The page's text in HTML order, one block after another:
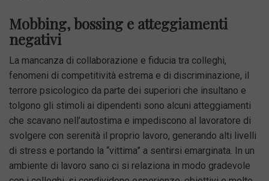
Mobbing, bossing e atteggiamenti
negativi
La mancanza di collaborazione e fiducia tra colleghi,
fenomeni di competitività estrema e di discriminazione, il
terrore psicologico da parte dei superiori che insultano e
tolgono gli stimoli ai dipendenti sono alcuni atteggiamenti
che scavano nell’autostima e impediscono al lavoratore di
svolgere con serenità il proprio lavoro, generando alti livelli
di stress e portando la “vittima” a sentirsi emarginata. In un
ambiente di lavoro sano ci si relaziona in modo gradevole